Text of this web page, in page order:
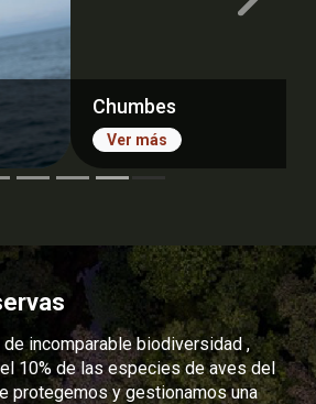
de incomparable biodiversidad ,
10% de las especies de aves del
protegemos y gestionamos una